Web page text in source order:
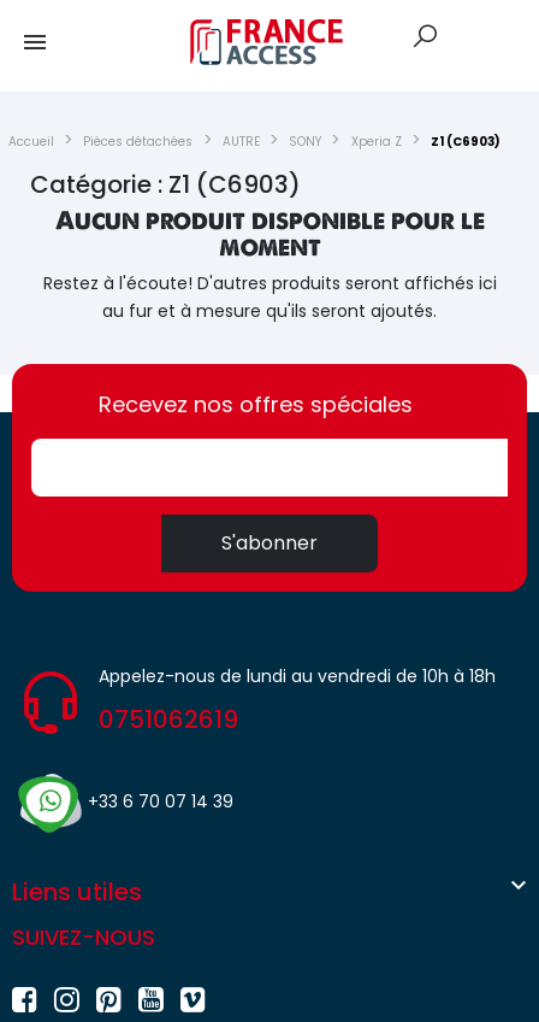
Accueil Pièces détachées AUTRE SONY Xperia Z Z1 (C6903)
Catégorie : Z1 (C6903)
Aucun produit disponible pour le
moment
Restez à l'écoute! D'autres produits seront affichés ici
au fur et à mesure qu'ils seront ajoutés.
https://france-
access.fr
https://france-
access.fr
Recevez nos offres spéciales
S'abonner
Appelez-nous de lundi au vendredi de 10h à 18h
0751062619
+33 6 70 07 14 39
Liens utiles 
SUIVEZ-NOUS